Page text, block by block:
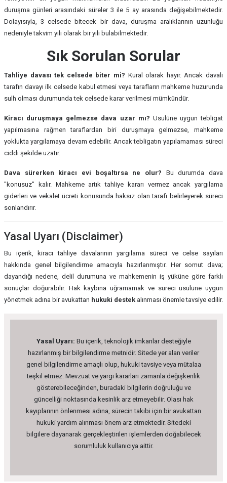
duruşma günleri arasındaki süreler 3 ile 5 ay arasında değişebilmektedir.
Dolayısıyla, 3 celsede bitecek bir dava, duruşma aralıklarının uzunluğu
nedeniyle takvim yılı olarak bir yılı bulabilmektedir.
Sık Sorulan Sorular
Tahliye davası tek celsede biter mi? Kural olarak hayır. Ancak davalı
tarafın davayı ilk celsede kabul etmesi veya tarafların mahkeme huzurunda
sulh olması durumunda tek celsede karar verilmesi mümkündür.
Kiracı duruşmaya gelmezse dava uzar mı? Usulüne uygun tebligat
yapılmasına rağmen taraflardan biri duruşmaya gelmezse, mahkeme
yoklukta yargılamaya devam edebilir. Ancak tebligatın yapılamaması süreci
ciddi şekilde uzatır.
Dava sürerken kiracı evi boşaltırsa ne olur? Bu durumda dava
"konusuz" kalır. Mahkeme artık tahliye kararı vermez ancak yargılama
giderleri ve vekalet ücreti konusunda haksız olan tarafı belirleyerek süreci
sonlandırır.
Yasal Uyarı (Disclaimer)
Bu içerik, kiracı tahliye davalarının yargılama süreci ve celse sayıları
hakkında genel bilgilendirme amacıyla hazırlanmıştır. Her somut dava;
dayandığı nedene, delil durumuna ve mahkemenin iş yüküne göre farklı
sonuçlar doğurabilir. Hak kaybına uğramamak ve süreci usulüne uygun
yönetmek adına bir avukattan hukuki destek alınması önemle tavsiye edilir.
Yasal Uyarı: Bu içerik, teknolojik imkanlar desteğiyle
hazırlanmış bir bilgilendirme metnidir. Sitede yer alan veriler
genel bilgilendirme amaçlı olup, hukuki tavsiye veya mütalaa
teşkil etmez. Mevzuat ve yargı kararları zamanla değişkenlik
gösterebileceğinden, buradaki bilgilerin doğruluğu ve
güncelliği noktasında kesinlik arz etmeyebilir. Olası hak
kayıplarının önlenmesi adına, sürecin takibi için bir avukattan
hukuki yardım alınması önem arz etmektedir. Sitedeki
bilgilere dayanarak gerçekleştirilen işlemlerden doğabilecek
sorumluluk kullanıcıya aittir.